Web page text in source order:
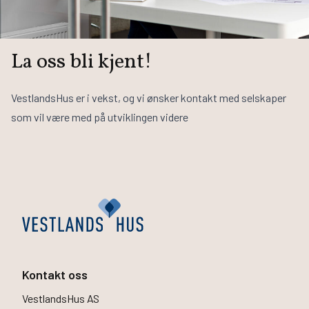
La oss bli kjent!
VestlandsHus er i vekst, og vi ønsker kontakt med selskaper
som vil være med på utviklingen videre
Kontakt oss
VestlandsHus AS